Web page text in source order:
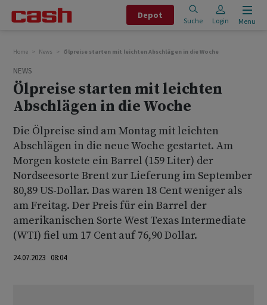
Depot
Suche Login Menu
Home News Ölpreise starten mit leichten Abschlägen in die Woche
NEWS
Ölpreise starten mit leichten
Abschlägen in die Woche
Die Ölpreise sind am Montag mit leichten
Abschlägen in die neue Woche gestartet. Am
Morgen kostete ein Barrel (159 Liter) der
Nordseesorte Brent zur Lieferung im September
80,89 US-Dollar. Das waren 18 Cent weniger als
am Freitag. Der Preis für ein Barrel der
amerikanischen Sorte West Texas Intermediate
(WTI) fiel um 17 Cent auf 76,90 Dollar.
24.07.2023 08:04